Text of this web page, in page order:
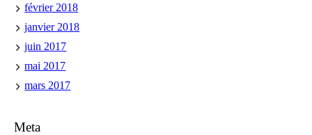
février 2018
janvier 2018
juin 2017
mai 2017
mars 2017
Meta